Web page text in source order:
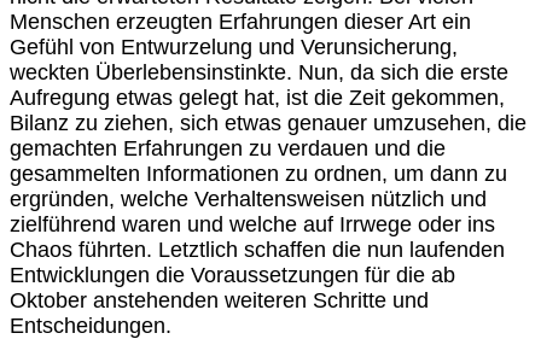
Menschen erzeugten Erfahrungen dieser Art ein
Gefühl von Entwurzelung und Verunsicherung,
weckten Überlebensinstinkte. Nun, da sich die erste
Aufregung etwas gelegt hat, ist die Zeit gekommen,
Bilanz zu ziehen, sich etwas genauer umzusehen, die
gemachten Erfahrungen zu verdauen und die
gesammelten Informationen zu ordnen, um dann zu
ergründen, welche Verhaltensweisen nützlich und
zielführend waren und welche auf Irrwege oder ins
Chaos führten. Letztlich schaffen die nun laufenden
Entwicklungen die Voraussetzungen für die ab
Oktober anstehenden weiteren Schritte und
Entscheidungen.